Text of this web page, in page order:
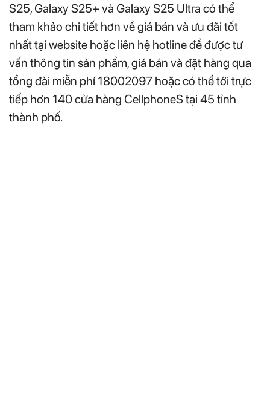
S25, Galaxy S25+ và Galaxy S25 Ultra có thể
tham khảo chi tiết hơn về giá bán và ưu đãi tốt
nhất tại website hoặc liên hệ hotline để được tư
vấn thông tin sản phẩm, giá bán và đặt hàng qua
tổng đài miễn phí 18002097 hoặc có thể tới trực
tiếp hơn 140 cửa hàng CellphoneS tại 45 tỉnh
thành phố.